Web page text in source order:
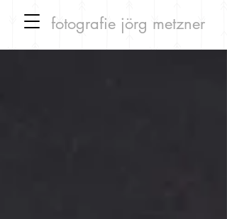
fotografie jörg metzner